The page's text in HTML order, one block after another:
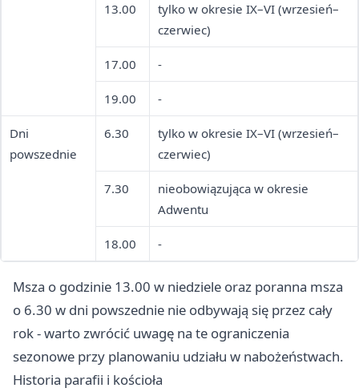
13.00
tylko w okresie IX–VI (wrzesień–
czerwiec)
17.00 -
19.00 -
Dni
powszednie
6.30
tylko w okresie IX–VI (wrzesień–
czerwiec)
7.30
nieobowiązująca w okresie
Adwentu
18.00 -
Msza o godzinie 13.00 w niedziele oraz poranna msza
o 6.30 w dni powszednie nie odbywają się przez cały
rok - warto zwrócić uwagę na te ograniczenia
sezonowe przy planowaniu udziału w nabożeństwach.
Historia parafii i kościoła